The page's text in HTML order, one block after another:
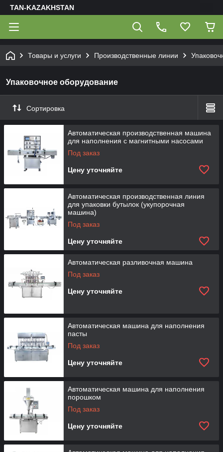
TAN-KAZAKHSTAN
Товары и услуги Производственные линии
Упаковочное оборудование
Сортировка
Автоматическая производственная машина
для наполнения с магнитными насосами
Под заказ
Цену уточняйте
Автоматическая производственная линия
для упаковки бутылок (укупорочная
машина)
Под заказ
Цену уточняйте
Автоматическая разливочная машина
Под заказ
Цену уточняйте
Автоматическая машина для наполнения
пасты
Под заказ
Цену уточняйте
Автоматическая машина для наполнения
порошком
Под заказ
Цену уточняйте